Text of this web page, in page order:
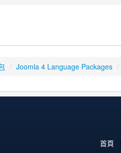
/ Joomla 4 Language Packages /
首頁